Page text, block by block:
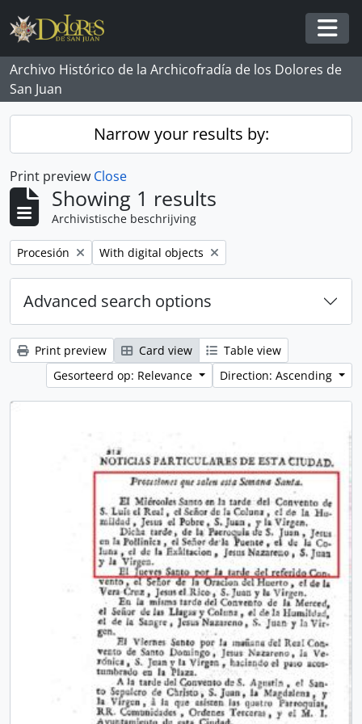
Skip to main content
Archivo Histórico de la Archicofradía de los Dolores de
San Juan
Narrow your results by:
Print preview Close
Showing 1 results
Archivistische beschrijving
Remove filter:
Procesión Remove filter:
With digital objects
Advanced search options
Print preview Card view
Table view
Gesorteerd op: Relevance
Direction: Ascending